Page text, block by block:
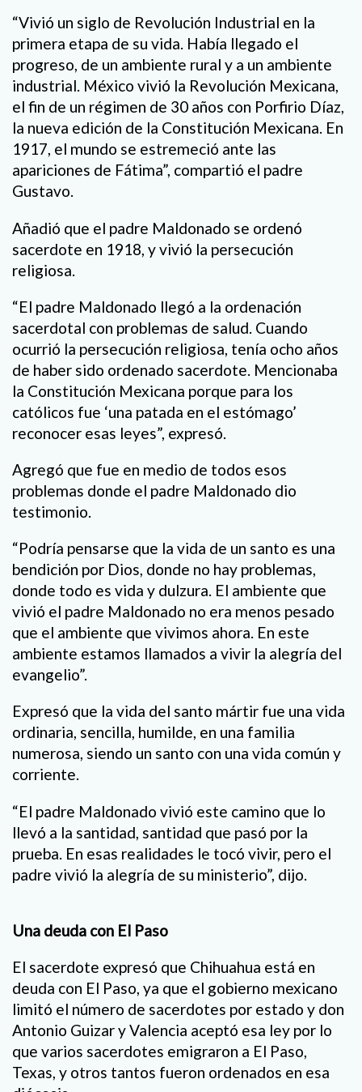
“Vivió un siglo de Revolución Industrial en la
primera etapa de su vida. Había llegado el
progreso, de un ambiente rural y a un ambiente
industrial. México vivió la Revolución Mexicana,
el fin de un régimen de 30 años con Porfirio Díaz,
la nueva edición de la Constitución Mexicana. En
1917, el mundo se estremeció ante las
apariciones de Fátima”, compartió el padre
Gustavo.
Añadió que el padre Maldonado se ordenó
sacerdote en 1918, y vivió la persecución
religiosa.
“El padre Maldonado llegó a la ordenación
sacerdotal con problemas de salud. Cuando
ocurrió la persecución religiosa, tenía ocho años
de haber sido ordenado sacerdote. Mencionaba
la Constitución Mexicana porque para los
católicos fue ‘una patada en el estómago’
reconocer esas leyes”, expresó.
Agregó que fue en medio de todos esos
problemas donde el padre Maldonado dio
testimonio.
“Podría pensarse que la vida de un santo es una
bendición por Dios, donde no hay problemas,
donde todo es vida y dulzura. El ambiente que
vivió el padre Maldonado no era menos pesado
que el ambiente que vivimos ahora. En este
ambiente estamos llamados a vivir la alegría del
evangelio”.
Expresó que la vida del santo mártir fue una vida
ordinaria, sencilla, humilde, en una familia
numerosa, siendo un santo con una vida común y
corriente.
“El padre Maldonado vivió este camino que lo
llevó a la santidad, santidad que pasó por la
prueba. En esas realidades le tocó vivir, pero el
padre vivió la alegría de su ministerio”, dijo.
Una deuda con El Paso
El sacerdote expresó que Chihuahua está en
deuda con El Paso, ya que el gobierno mexicano
limitó el número de sacerdotes por estado y don
Antonio Guizar y Valencia aceptó esa ley por lo
que varios sacerdotes emigraron a El Paso,
Texas, y otros tantos fueron ordenados en esa